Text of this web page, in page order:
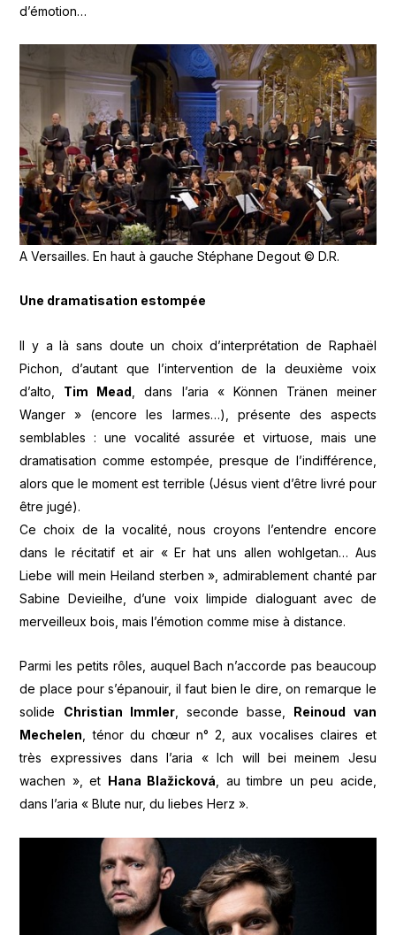
d’émotion…
A Versailles. En haut à gauche Stéphane Degout © D.R.
Une dramatisation estompée
Il y a là sans doute un choix d’interprétation de Raphaël
Pichon, d’autant que l’intervention de la deuxième voix
d’alto, Tim Mead , dans l’aria « Können Tränen meiner
Wanger » (encore les larmes…), présente des aspects
semblables : une vocalité assurée et virtuose, mais une
dramatisation comme estompée, presque de l’indifférence,
alors que le moment est terrible (Jésus vient d’être livré pour
être jugé).
Ce choix de la vocalité, nous croyons l’entendre encore
dans le récitatif et air « Er hat uns allen wohlgetan… Aus
Liebe will mein Heiland sterben », admirablement chanté par
Sabine Devieilhe, d’une voix limpide dialoguant avec de
merveilleux bois, mais l’émotion comme mise à distance.
Parmi les petits rôles, auquel Bach n’accorde pas beaucoup
de place pour s’épanouir, il faut bien le dire, on remarque le
solide Christian Immler, seconde basse, Reinoud van
Mechelen, ténor du chœur n° 2, aux vocalises claires et
très expressives dans l’aria « Ich will bei meinem Jesu
wachen », et Hana Blažicková, au timbre un peu acide,
dans l’aria « Blute nur, du liebes Herz ».